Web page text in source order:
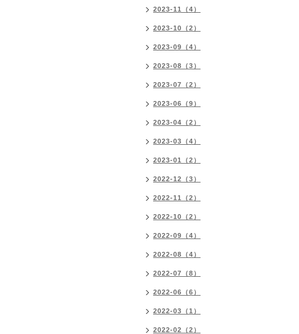
2023-11（4）
2023-10（2）
2023-09（4）
2023-08（3）
2023-07（2）
2023-06（9）
2023-04（2）
2023-03（4）
2023-01（2）
2022-12（3）
2022-11（2）
2022-10（2）
2022-09（4）
2022-08（4）
2022-07（8）
2022-06（6）
2022-03（1）
2022-02（2）